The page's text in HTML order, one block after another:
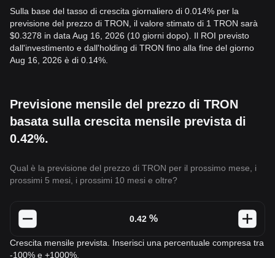
Sulla base del tasso di crescita giornaliero di 0.014% per la
previsione del prezzo di TRON, il valore stimato di 1 TRON sarà
$0.3278 in data Aug 16, 2026 (10 giorni dopo). Il ROI previsto
dall'investimento e dall'holding di TRON fino alla fine del giorno
Aug 16, 2026 è di 0.14%.
Previsione mensile del prezzo di TRON
basata sulla crescita mensile prevista di
0.42%.
Qual è la previsione del prezzo di TRON per il prossimo mese, i
prossimi 5 mesi, i prossimi 10 mesi e oltre?
%
Crescita mensile prevista. Inserisci una percentuale compresa tra
-100% e +1000%.